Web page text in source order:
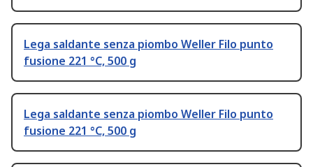
Lega saldante senza piombo Weller Filo punto
fusione 221 °C, 500 g
Lega saldante senza piombo Weller Filo punto
fusione 221 °C, 500 g